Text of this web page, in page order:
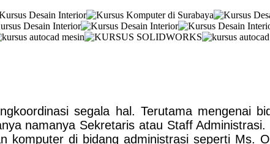
segala hal. Terutama mengenai
namanya Sekretaris atau Staff
komputer di bidang administrasi seperti Ms.